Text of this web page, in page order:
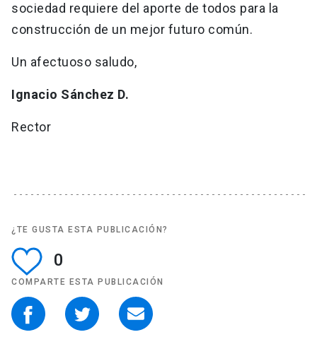
sociedad requiere del aporte de todos para la
construcción de un mejor futuro común.
Un afectuoso saludo,
Ignacio Sánchez D.
Rector
¿TE GUSTA ESTA PUBLICACIÓN?
0
COMPARTE ESTA PUBLICACIÓN